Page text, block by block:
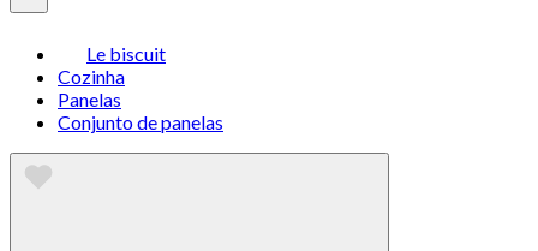
Le biscuit
Cozinha
Panelas
Conjunto de panelas